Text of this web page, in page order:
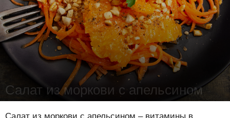
Салат из моркови с апельсином